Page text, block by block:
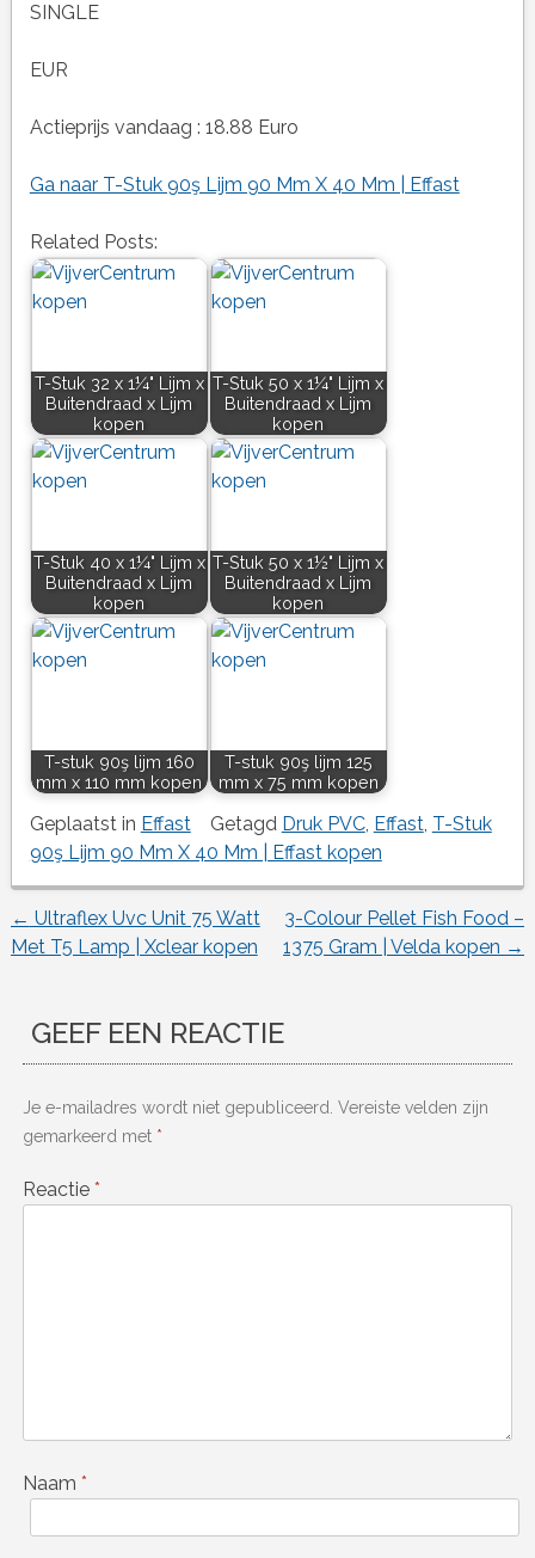
SINGLE
EUR
Actieprijs vandaag : 18.88 Euro
Ga naar T-Stuk 90ş Lijm 90 Mm X 40 Mm | Effast
Related Posts:
T-Stuk 32 x 1¼" Lijm x
Buitendraad x Lijm
kopen
T-Stuk 50 x 1¼" Lijm x
Buitendraad x Lijm
kopen
T-Stuk 40 x 1¼" Lijm x
Buitendraad x Lijm
kopen
T-Stuk 50 x 1½" Lijm x
Buitendraad x Lijm
kopen
T-stuk 90ş lijm 160
mm x 110 mm kopen
T-stuk 90ş lijm 125
mm x 75 mm kopen
Geplaatst in Effast Getagd Druk PVC, Effast, T-Stuk
90ş Lijm 90 Mm X 40 Mm | Effast kopen
Berichtnavigatie
← Ultraflex Uvc Unit 75 Watt
Met T5 Lamp | Xclear kopen
3-Colour Pellet Fish Food –
1375 Gram | Velda kopen →
GEEF EEN REACTIE
Je e-mailadres wordt niet gepubliceerd. Vereiste velden zijn
gemarkeerd met *
Reactie *
Naam *